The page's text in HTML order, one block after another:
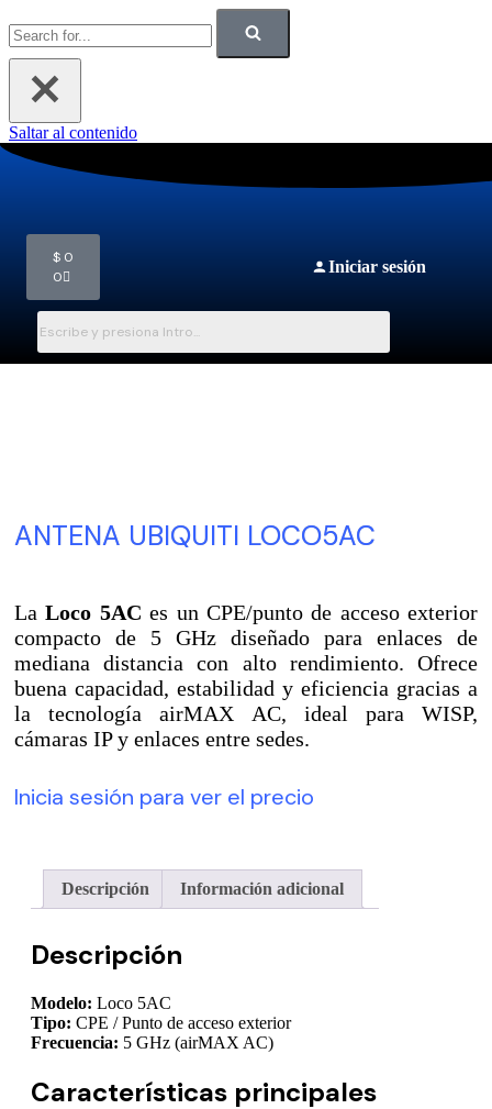
Saltar al contenido
$ 0
0
Iniciar sesión
ANTENA UBIQUITI LOCO5AC
LaLoco 5AC es un CPE/punto de acceso exterior
compacto de 5 GHz diseñado para enlaces de
mediana distancia con alto rendimiento. Ofrece
buena capacidad, estabilidad y eficiencia gracias a
la tecnología airMAX AC, ideal para WISP,
cámaras IP y enlaces entre sedes.
Inicia sesión para ver el precio
Descripción Información adicional
Descripción
Modelo: Loco 5AC
Tipo: CPE / Punto de acceso exterior
Frecuencia: 5 GHz (airMAX AC)
Características principales